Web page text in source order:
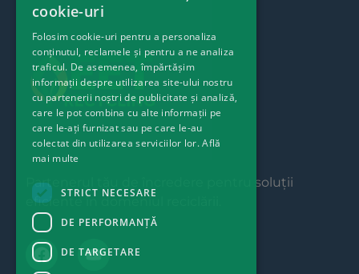
Partenerul tău de încredere pentru soluții
eficiente în domeniul reciclării.
cookie-uri
Folosim cookie-uri pentru a personaliza
conținutul, reclamele și pentru a ne analiza
traficul. De asemenea, împărtășim
informații despre utilizarea site-ului nostru
cu partenerii noștri de publicitate și analiză,
care le pot combina cu alte informații pe
care le-ați furnizat sau pe care le-au
colectat din utilizarea serviciilor lor.Află
mai multe
STRICT NECESARE
DE PERFORMANȚĂ
DE TARGETARE